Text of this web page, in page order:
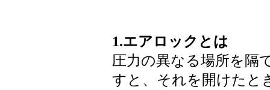
1.エアロックとは
圧力の異なる場所を隔
すと、それを開けたと